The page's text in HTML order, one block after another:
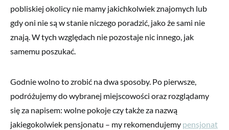
pobliskiej okolicy nie mamy jakichkolwiek znajomych lub
gdy oni nie są w stanie niczego poradzić, jako że sami nie
znają. W tych względach nie pozostaje nic innego, jak
samemu poszukać.
Godnie wolno to zrobić na dwa sposoby. Po pierwsze,
podróżujemy do wybranej miejscowości oraz rozglądamy
się za napisem: wolne pokoje czy także za nazwą
jakiegokolwiek pensjonatu – my rekomendujemy pensjonat